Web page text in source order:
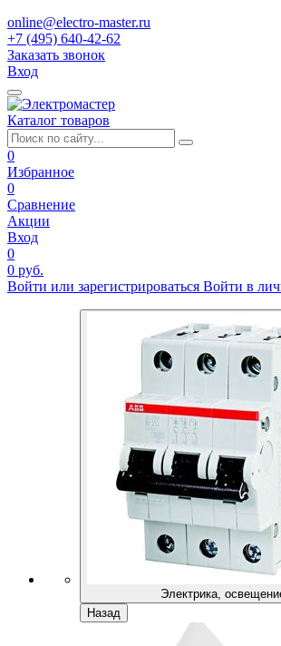
online@electro-master.ru
+7 (495) 640-42-62
Заказать звонок
Вход
Каталог товаров
0
Избранное
0
Сравнение
Акции
Вход
0
0 руб.
Войти или зарегистрироваться Войти в
Электрика,
Назад